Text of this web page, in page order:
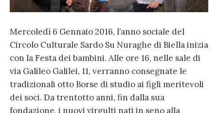
Mercoledì 6 Gennaio 2016, l’anno sociale del
Circolo Culturale Sardo Su Nuraghe di Biella inizia
con la Festa dei bambini. Alle ore 16, nelle sale di
via Galileo Galilei, 11, verranno consegnate le
tradizionali otto Borse di studio ai figli meritevoli
dei soci. Da trentotto anni, fin dalla sua
fondazione, i nuovi virgulti nati in seno alla